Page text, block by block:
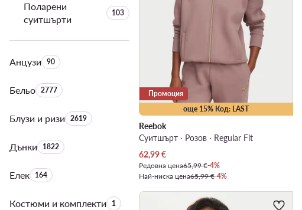
Поларени
суитшърти
Брой на продуктите:
103
АнцузиБрой на продуктите:
90
БельоБрой на продуктите:
2777
Блузи и ризиБрой на продуктите:
2619
ДънкиБрой на продуктите:
1822
ЕлекБрой на продуктите:
164
Костюми и комплектиБрой на продуктите:
1
още 15% Код: LAST
Промоция
Reebok
Суитшърт · Розов · Regular Fit
Актуална цена
62,99€
Редовна цена65,99 €-4%
Най-ниска цена65,99 €-4%